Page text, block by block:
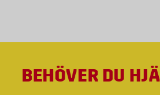
BEHÖVER DU